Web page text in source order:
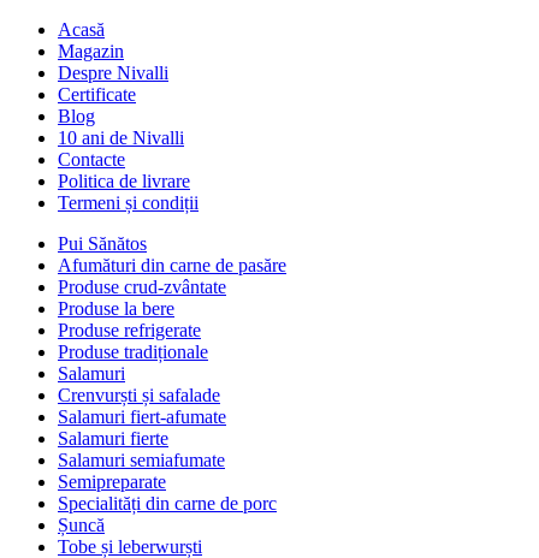
Acasă
Magazin
Despre Nivalli
Certificate
Blog
10 ani de Nivalli
Contacte
Politica de livrare
Termeni și condiții
Pui Sănătos
Afumături din carne de pasăre
Produse crud-zvântate
Produse la bere
Produse refrigerate
Produse tradiționale
Salamuri
Crenvurști și safalade
Salamuri fiert-afumate
Salamuri fierte
Salamuri semiafumate
Semipreparate
Specialități din carne de porc
Șuncă
Tobe și leberwurști